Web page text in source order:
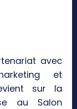
avec
et
sur la
au Salon